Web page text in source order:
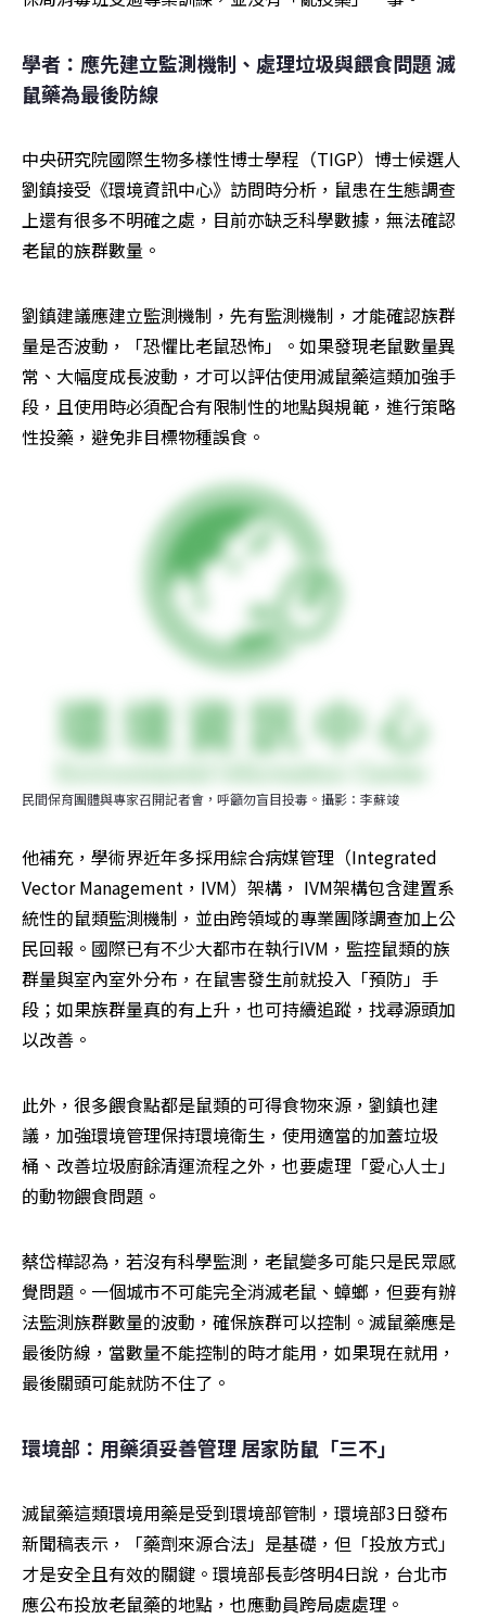
學者：應先建立監測機制、處理垃圾與餵食問題 滅
鼠藥為最後防線
中央研究院國際生物多樣性博士學程（TIGP）博士候選人
劉鎮接受《環境資訊中心》訪問時分析，鼠患在生態調查
上還有很多不明確之處，目前亦缺乏科學數據，無法確認
老鼠的族群數量。
劉鎮建議應建立監測機制，先有監測機制，才能確認族群
量是否波動，「恐懼比老鼠恐怖」。如果發現老鼠數量異
常、大幅度成長波動，才可以評估使用滅鼠藥這類加強手
段，且使用時必須配合有限制性的地點與規範，進行策略
性投藥，避免非目標物種誤食。
民間保育團體與專家召開記者會，呼籲勿盲目投毒。攝影：李蘇竣
他補充，學術界近年多採用綜合病媒管理（Integrated
Vector Management，IVM）架構， IVM架構包含建置系
統性的鼠類監測機制，並由跨領域的專業團隊調查加上公
民回報。國際已有不少大都市在執行IVM，監控鼠類的族
群量與室內室外分布，在鼠害發生前就投入「預防」手
段；如果族群量真的有上升，也可持續追蹤，找尋源頭加
以改善。
此外，很多餵食點都是鼠類的可得食物來源，劉鎮也建
議，加強環境管理保持環境衛生，使用適當的加蓋垃圾
桶、改善垃圾廚餘清運流程之外，也要處理「愛心人士」
的動物餵食問題。
蔡岱樺認為，若沒有科學監測，老鼠變多可能只是民眾感
覺問題。一個城市不可能完全消滅老鼠、蟑螂，但要有辦
法監測族群數量的波動，確保族群可以控制。滅鼠藥應是
最後防線，當數量不能控制的時才能用，如果現在就用，
最後關頭可能就防不住了。
環境部：用藥須妥善管理 居家防鼠「三不」
滅鼠藥這類環境用藥是受到環境部管制，環境部3日發布
新聞稿表示，「藥劑來源合法」是基礎，但「投放方式」
才是安全且有效的關鍵。環境部長彭啓明4日說，台北市
應公布投放老鼠藥的地點，也應動員跨局處處理。